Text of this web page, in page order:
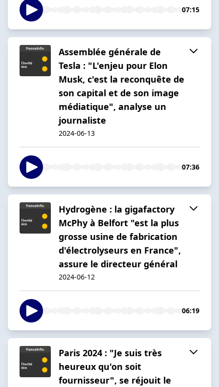
07:15
Assemblée générale de
Tesla : "L'enjeu pour Elon
Musk, c'est la reconquête de
son capital et de son image
médiatique", analyse un
journaliste
2024-06-13
07:36
Hydrogène : la gigafactory
McPhy à Belfort "est la plus
grosse usine de fabrication
d'électrolyseurs en France",
assure le directeur général
2024-06-12
06:19
Paris 2024 : "Je suis très
heureux qu'on soit
fournisseur", se réjouit le